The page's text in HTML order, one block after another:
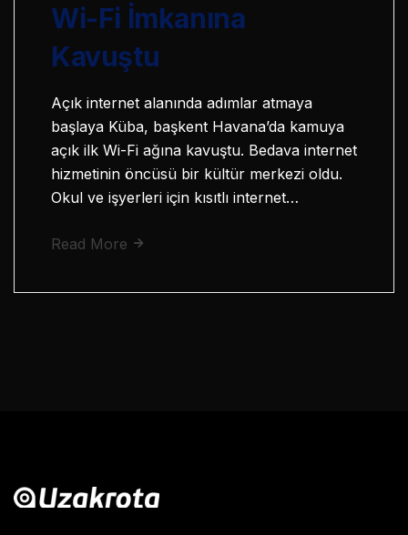
Wi-Fi İmkanına
Kavuştu
Açık internet alanında adımlar atmaya
başlaya Küba, başkent Havana’da kamuya
açık ilk Wi-Fi ağına kavuştu. Bedava internet
hizmetinin öncüsü bir kültür merkezi oldu.
Okul ve işyerleri için kısıtlı internet…
Read More